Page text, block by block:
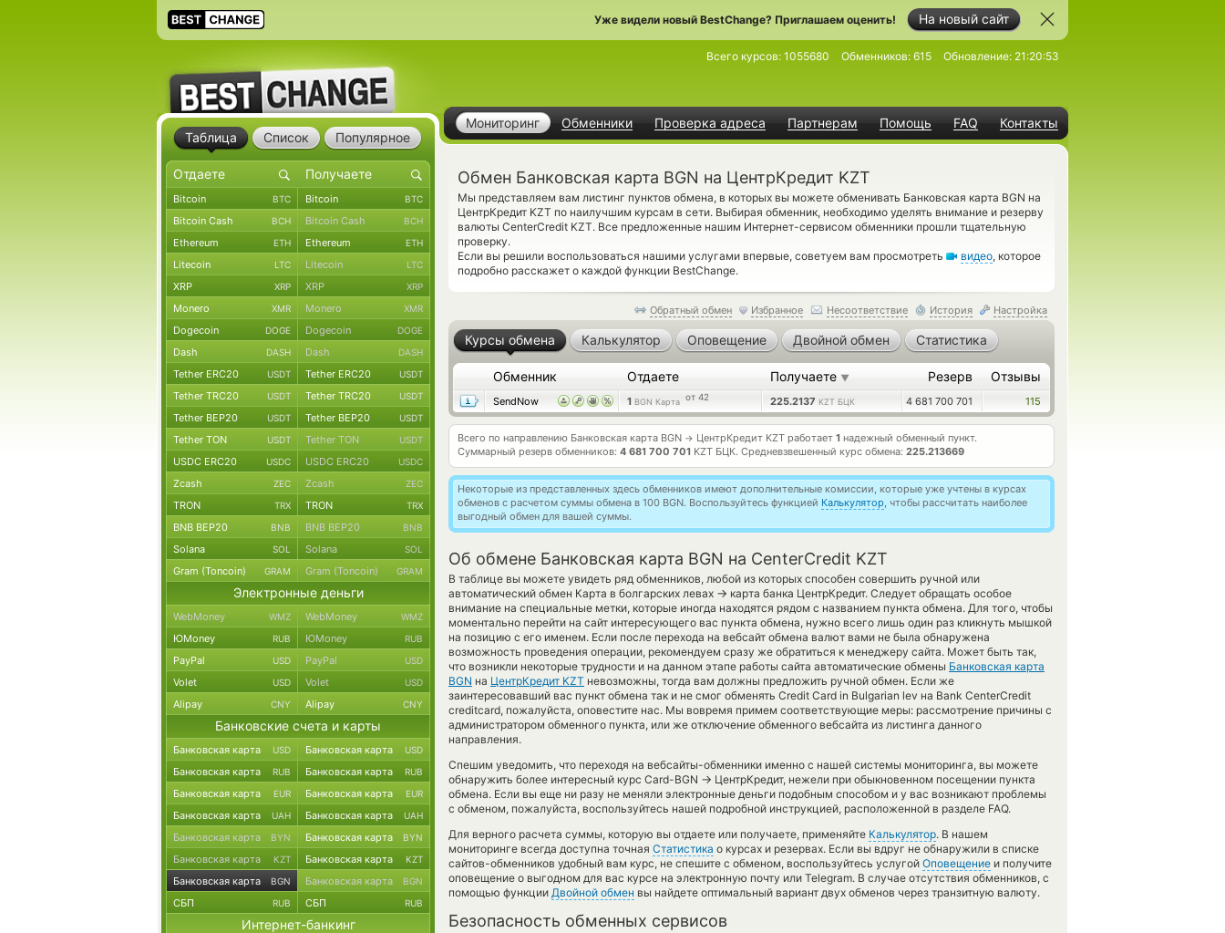
На новый сайт
Уже видели новый BestChange? Приглашаем оценить!
Мониторинг Обменники Проверка адреса Партнерам Помощь FAQ Контакты
Всего курсов: 1055680 Обменников: 615 Обновление: 21:20:53
Обмен Банковская карта BGN на ЦентрКредит KZT
Мы представляем вам листинг пунктов обмена, в которых вы можете обменивать Банковская карта BGN на
ЦентрКредит KZT по наилучшим курсам в сети. Выбирая обменник, необходимо уделять внимание и резерву
валюты CenterCredit KZT. Все предложенные нашим Интернет-сервисом обменники прошли тщательную
проверку.
Если вы решили воспользоваться нашими услугами впервые, советуем вам просмотреть
видео, которое
подробно расскажет о каждой функции BestChange.
Обратный обмен Избранное Несоответствие История Настройка
Курсы обмена Калькулятор Оповещение Двойной обмен Статистика
Обменник Отдаете Получаете ▼ Резерв Отзывы
SendNow 1 BGN Карта от 42 225.2137 KZT БЦК 4 681 700 701 115
Всего по направлению Банковская карта BGN → ЦентрКредит KZT работает 1 надежный обменный пункт.
Суммарный резерв обменников: 4 681 700 701 KZT БЦК. Средневзвешенный курс обмена: 225.213669
Некоторые из представленных здесь обменников имеют дополнительные комиссии, которые уже учтены в курсах
обменов с расчетом суммы обмена в 100 BGN. Воспользуйтесь функцией Калькулятор, чтобы рассчитать наиболее
выгодный обмен для вашей суммы.
Об обмене Банковская карта BGN на CenterCredit KZT
В таблице вы можете увидеть ряд обменников, любой из которых способен совершить ручной или
автоматический обмен Карта в болгарских левах → карта банка ЦентрКредит. Следует обращать особое
внимание на специальные метки, которые иногда находятся рядом с названием пункта обмена. Для того, чтобы
моментально перейти на сайт интересующего вас пункта обмена, нужно всего лишь один раз кликнуть мышкой
на позицию с его именем. Если после перехода на вебсайт обмена валют вами не была обнаружена
возможность проведения операции, рекомендуем сразу же обратиться к менеджеру сайта. Может быть так,
что возникли некоторые трудности и на данном этапе работы сайта автоматические обмены Банковская карта
BGN на ЦентрКредит KZT невозможны, тогда вам должны предложить ручной обмен. Если же
заинтересовавший вас пункт обмена так и не смог обменять Credit Card in Bulgarian lev на Bank CenterCredit
creditcard, пожалуйста, оповестите нас. Мы вовремя примем соответствующие меры: рассмотрение причины с
администратором обменного пункта, или же отключение обменного вебсайта из листинга данного
направления.
Спешим уведомить, что переходя на вебсайты-обменники именно с нашей системы мониторинга, вы можете
обнаружить более интересный курс Card-BGN → ЦентрКредит, нежели при обыкновенном посещении пункта
обмена. Если вы еще ни разу не меняли электронные деньги подобным способом и у вас возникают проблемы
с обменом, пожалуйста, воспользуйтесь нашей подробной инструкцией, расположенной в разделе FAQ.
Для верного расчета суммы, которую вы отдаете или получаете, применяйте Калькулятор. В нашем
мониторинге всегда доступна точная Статистика о курсах и резервах. Если вы вдруг не обнаружили в списке
сайтов-обменников удобный вам курс, не спешите с обменом, воспользуйтесь услугой Оповещение и получите
оповещение о выгодном для вас курсе на электронную почту или Telegram. В случае отсутствия обменников, с
помощью функции Двойной обмен вы найдете оптимальный вариант двух обменов через транзитную валюту.
Безопасность обменных сервисов
Таблица Список Популярное
Bitcoin BTC Bitcoin BTC
Bitcoin Cash BCH Bitcoin Cash BCH
Ethereum ETH Ethereum ETH
Litecoin LTC Litecoin LTC
XRP XRP XRP XRP
Monero XMR Monero XMR
Dogecoin DOGE Dogecoin DOGE
Dash DASH Dash DASH
Tether ERC20 USDT Tether ERC20 USDT
Tether TRC20 USDT Tether TRC20 USDT
Tether BEP20 USDT Tether BEP20 USDT
Tether TON USDT Tether TON USDT
USDC ERC20 USDC USDC ERC20 USDC
Zcash ZEC Zcash ZEC
TRON TRX TRON TRX
BNB BEP20 BNB BNB BEP20 BNB
Solana SOL Solana SOL
Gram (Toncoin) GRAM Gram (Toncoin) GRAM
Электронные деньги
WebMoney WMZ WebMoney WMZ
ЮMoney RUB ЮMoney RUB
PayPal USD PayPal USD
Volet USD Volet USD
Alipay CNY Alipay CNY
Банковские счета и карты
Банковская карта USD Банковская карта USD
Банковская карта RUB Банковская карта RUB
Банковская карта EUR Банковская карта EUR
Банковская карта UAH Банковская карта UAH
Банковская карта BYN Банковская карта BYN
Банковская карта KZT Банковская карта KZT
Банковская карта BGN Банковская карта BGN
СБП RUB СБП RUB
Интернет-банкинг